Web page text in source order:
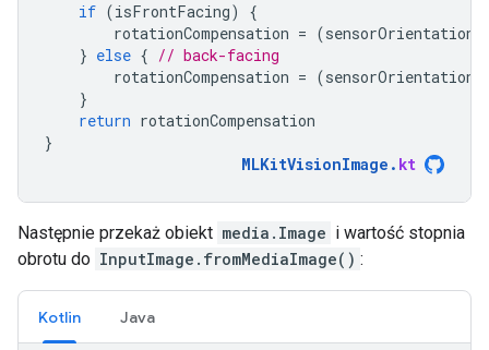
if (isFrontFacing)
{
rotationCompensation = (sensorOrientation
} else { // back-facing
rotationCompensation = (sensorOrientation
}
return rotationCompensation
}
MLKitVisionImage . kt
Następnie przekaż obiekt media.Image i wartość stopnia
obrotu do InputImage.fromMediaImage() :
Kotlin Java